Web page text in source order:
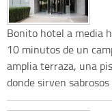
Bonito hotel a media
10 minutos de un
amplia terraza, una
donde sirven